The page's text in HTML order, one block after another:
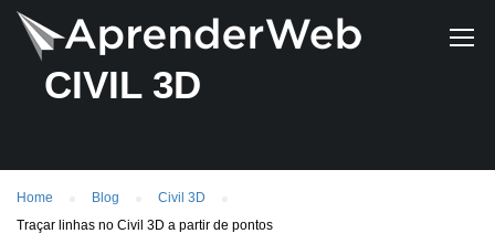
CIVIL 3D
Home Blog
Civil 3D
Traçar linhas no Civil 3D a partir de pontos